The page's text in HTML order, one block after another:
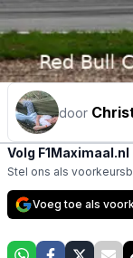
door
Volg F1Maximaal.nl
Stel ons als
Voeg toe als